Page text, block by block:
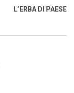
L’ERBA DI PAESE